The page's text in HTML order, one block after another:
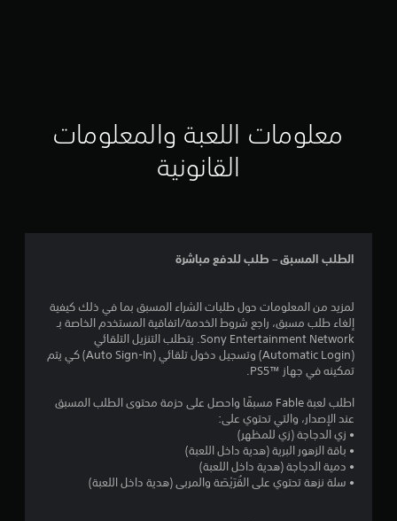
معلومات اللعبة والمعلومات
القانونية
الطلب المسبق – طلب للدفع مباشرة
لمزيد من المعلومات حول طلبات الشراء المسبق بما في ذلك كيفية
إلغاء طلب مسبق، راجع شروط الخدمة/اتفاقية المستخدم الخاصة بـ
Sony Entertainment Network. يتطلب التنزيل التلقائي
(Automatic Login) وتسجيل دخول تلقائي (Auto Sign-In) كي يتم
تمكينه في جهاز PS5™‎.
اطلب لعبة Fable مسبقًا واحصل على حزمة محتوى الطلب المسبق
عند الإصدار، والتي تحتوي على:
• زي الدجاجة (زي للمظهر)
• باقة الزهور البرية (هدية داخل اللعبة)
• دمية الدجاجة (هدية داخل اللعبة)
• سلة نزهة تحتوي على القُرَيْصَة والمربى (هدية داخل اللعبة)